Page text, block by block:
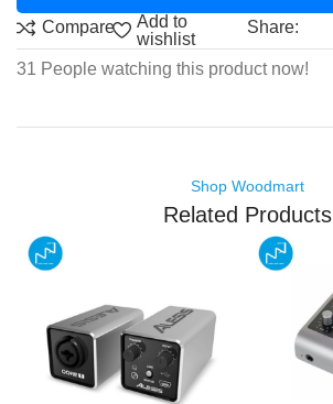
Compare
Add to
wishlist
Share:
31 People watching this product now!
Shop Woodmart
Related Products